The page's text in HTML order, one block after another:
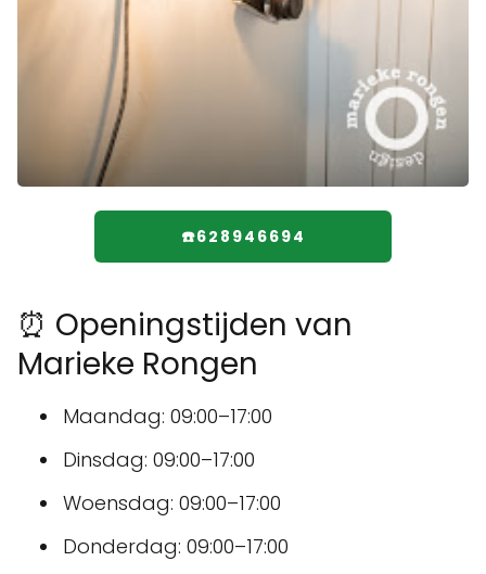
☎️628946694
⏰ Openingstijden van
Marieke Rongen
Maandag: 09:00–17:00
Dinsdag: 09:00–17:00
Woensdag: 09:00–17:00
Donderdag: 09:00–17:00